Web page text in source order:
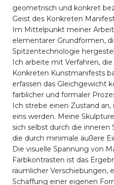
geometrisch und konkret
Geist des Konkreten
Im Mittelpunkt meiner
elementarer Grundformen,
Spitzentechnologie
Ich arbeite mit Verfahren,
Konkreten Kunstmanifests
erfassen das Gleichgewicht
farblicher und formaler
Ich strebe einen Zustand
eins werden. Meine
sich selbst durch die inneren
die durch minimale äußere
Die visuelle Spannung von
Farbkontrasten ist das
räumlicher Verschiebungen,
Schaffung einer eigenen